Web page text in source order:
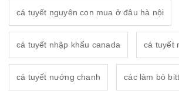
cá tuyết nguyên con mua ở đâu hà nội
cá tuyết nhập khẩu canada cá tuyết
cá tuyết nướng chanh các làm bò